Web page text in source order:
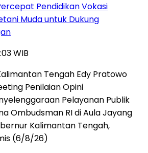
Pendidikan Vokasi
Muda untuk Dukung
WIB